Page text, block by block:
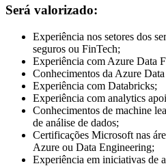
Será valorizado:
Experiência nos setores dos
seguros ou FinTech;
Experiência com Azure Data
Conhecimentos da Azure
Experiência com Databricks;
Experiência com analytics
Conhecimentos de machine
de análise de dados;
Certificações Microsoft nas
Azure ou Data Engineering;
Experiência em iniciativas de